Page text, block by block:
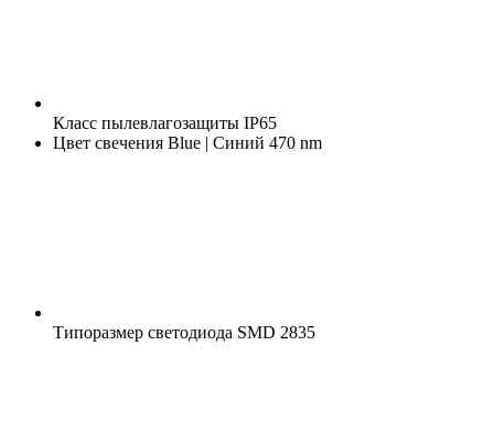
Класс пылевлагозащиты IP65
Цвет свечения Blue | Синий 470 nm
Типоразмер светодиода SMD 2835